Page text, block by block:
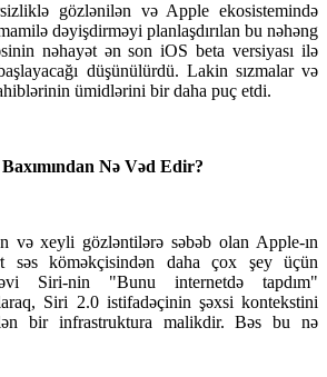
gözlənilən və Apple ekosistemində
dəyişdirməyi planlaşdırılan bu nəhəng
nəhayət ən son iOS beta versiyası ilə
düşünülürdü. Lakin sızmalar və
ümidlərini bir daha puç etdi.
Nə Vəd Edir?
və xeyli gözləntilərə səbəb olan Apple-ın
səs köməkçisindən daha çox şey üçün
Siri-nin "Bunu internetdə tapdım"
Siri 2.0 istifadəçinin şəxsi kontekstini
bir infrastruktura malikdir. Bəs bu nə